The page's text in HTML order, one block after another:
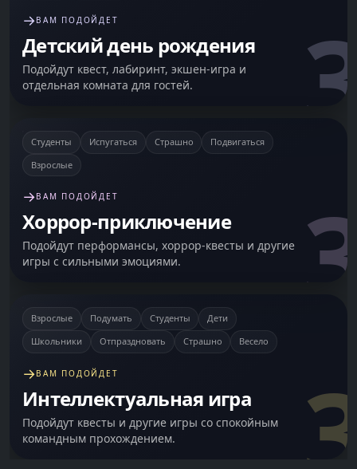
3
→ВАМ ПОДОЙДЕТ
Детский день рождения
Подойдут квест, лабиринт, экшен-игра и
отдельная комната для гостей.
3
Студенты Испугаться Страшно
Подвигаться
Взрослые
→ВАМ ПОДОЙДЕТ
Хоррор-приключение
Подойдут перформансы, хоррор-квесты и другие
игры с сильными эмоциями.
3
Взрослые Подумать Студенты
Дети
Школьники
Отпраздновать Страшно Весело
→ВАМ ПОДОЙДЕТ
Интеллектуальная игра
Подойдут квесты и другие игры со спокойным
командным прохождением.